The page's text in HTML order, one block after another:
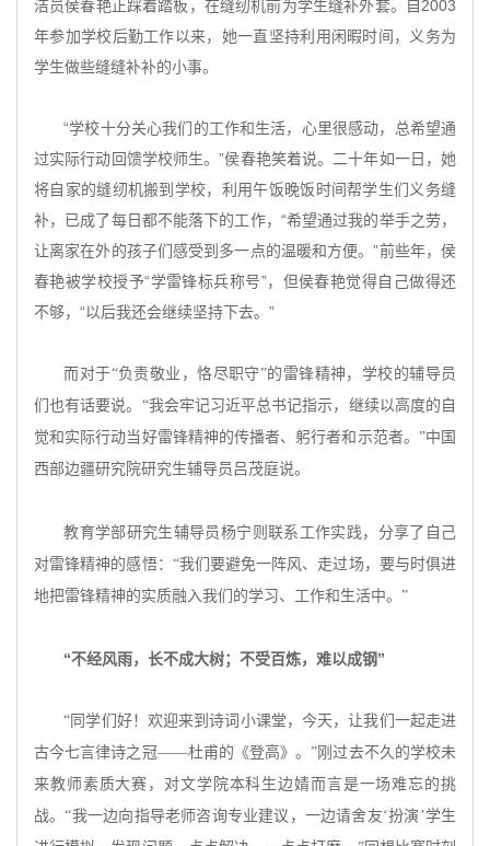
洁员侯春艳正踩着踏板，在缝纫机前为学生缝补外套。自2003
年参加学校后勤工作以来，她一直坚持利用闲暇时间，义务为
学生做些缝缝补补的小事。
“学校十分关心我们的工作和生活，心里很感动，总希望通
过实际行动回馈学校师生。”侯春艳笑着说。二十年如一日，她
将自家的缝纫机搬到学校，利用午饭晚饭时间帮学生们义务缝
补，已成了每日都不能落下的工作，“希望通过我的举手之劳，
让离家在外的孩子们感受到多一点的温暖和方便。”前些年，侯
春艳被学校授予“学雷锋标兵称号”，但侯春艳觉得自己做得还
不够，“以后我还会继续坚持下去。”
而对于“负责敬业，恪尽职守”的雷锋精神，学校的辅导员
们也有话要说。“我会牢记习近平总书记指示，继续以高度的自
觉和实际行动当好雷锋精神的传播者、躬行者和示范者。”中国
西部边疆研究院研究生辅导员吕茂庭说。
教育学部研究生辅导员杨宁则联系工作实践，分享了自己
对雷锋精神的感悟： “我们要避免一阵风、走过场，要与时俱进
地把雷锋精神的实质融入我们的学习、工作和生活中。”
“不经风雨，长不成大树；不受百炼，难以成钢”
“同学们好！欢迎来到诗词小课堂，今天，让我们一起走进
古今七言律诗之冠——杜甫的《登高》。”刚过去不久的学校未
来教师素质大赛，对文学院本科生边婧而言是一场难忘的挑
战。“我一边向指导老师咨询专业建议，一边请舍友‘扮演’学生